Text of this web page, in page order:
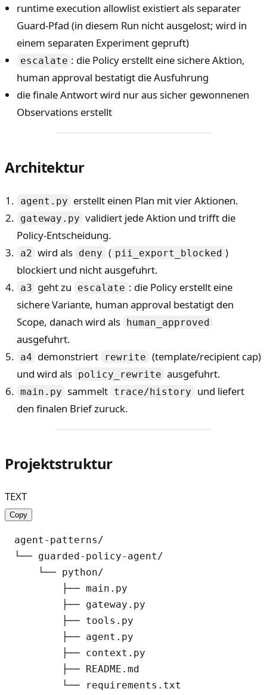
runtime execution allowlist existiert als separater
Guard-Pfad (in diesem Run nicht ausgelost; wird in
einem separaten Experiment gepruft)
escalate : die Policy erstellt eine sichere Aktion,
human approval bestatigt die Ausfuhrung
die finale Antwort wird nur aus sicher gewonnenen
Observations erstellt
Architektur
agent.py erstellt einen Plan mit vier Aktionen.
gateway.py validiert jede Aktion und trifft die
Policy-Entscheidung.
a2 wird als deny ( pii_export_blocked )
blockiert und nicht ausgefuhrt.
a3 geht zu escalate : die Policy erstellt eine
sichere Variante, human approval bestatigt den
Scope, danach wird als human_approved
ausgefuhrt.
a4 demonstriert rewrite (template/recipient cap)
und wird als policy_rewrite ausgefuhrt.
main.py sammelt trace/history
und liefert
den finalen Brief zuruck.
Projektstruktur
TEXT
Copy
agent-patterns/
└── guarded-policy-agent/
    └── python/
        ├── main.py
        ├── gateway.py
        ├── tools.py
        ├── agent.py
        ├── context.py
        ├── README.md